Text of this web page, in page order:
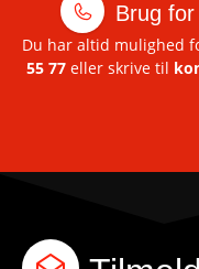
Brug
Du har altid mulighed
55 77 eller skrive til